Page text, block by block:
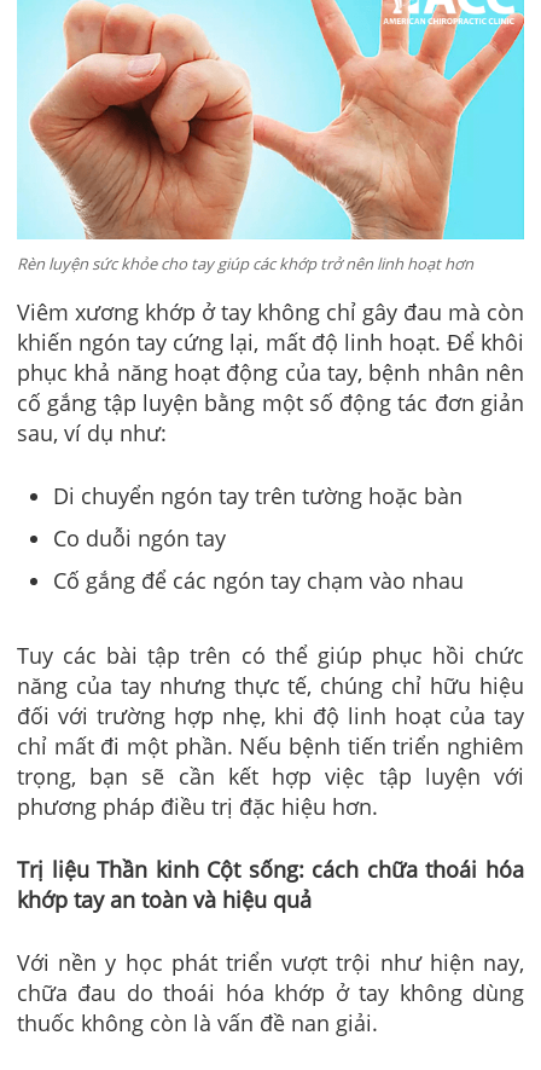
Rèn luyện sức khỏe cho tay giúp các khớp trở nên linh hoạt hơn
Viêm xương khớp ở tay không chỉ gây đau mà còn
khiến ngón tay cứng lại, mất độ linh hoạt. Để khôi
phục khả năng hoạt động của tay, bệnh nhân nên
cố gắng tập luyện bằng một số động tác đơn giản
sau, ví dụ như:
Di chuyển ngón tay trên tường hoặc bàn
Co duỗi ngón tay
Cố gắng để các ngón tay chạm vào nhau
Tuy các bài tập trên có thể giúp phục hồi chức
năng của tay nhưng thực tế, chúng chỉ hữu hiệu
đối với trường hợp nhẹ, khi độ linh hoạt của tay
chỉ mất đi một phần. Nếu bệnh tiến triển nghiêm
trọng, bạn sẽ cần kết hợp việc tập luyện với
phương pháp điều trị đặc hiệu hơn.
Trị liệu Thần kinh Cột sống: cách chữa thoái hóa
khớp tay an toàn và hiệu quả
Với nền y học phát triển vượt trội như hiện nay,
chữa đau do thoái hóa khớp ở tay không dùng
thuốc không còn là vấn đề nan giải.